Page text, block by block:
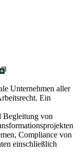
Unternehmen aller
Ein
Begleitung von
Compliance von
einschließlich